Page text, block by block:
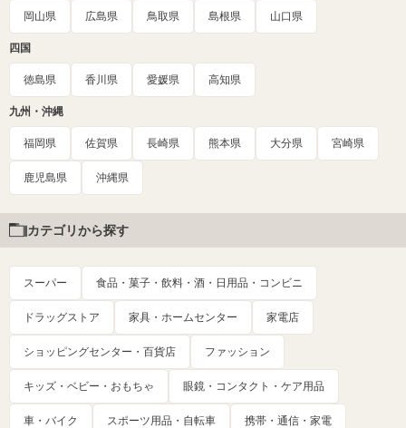
岡山県 広島県 鳥取県 島根県 山口県
四国
徳島県 香川県 愛媛県 高知県
九州・沖縄
福岡県 佐賀県 長崎県 熊本県 大分県 宮崎県
鹿児島県 沖縄県
カテゴリから探す
スーパー 食品・菓子・飲料・酒・日用品・コンビニ
ドラッグストア 家具・ホームセンター 家電店
ショッピングセンター・百貨店 ファッション
キッズ・ベビー・おもちゃ 眼鏡・コンタクト・ケア用品
車・バイク スポーツ用品・自転車 携帯・通信・家電